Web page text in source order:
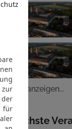
alle anzeigen...
Nächste